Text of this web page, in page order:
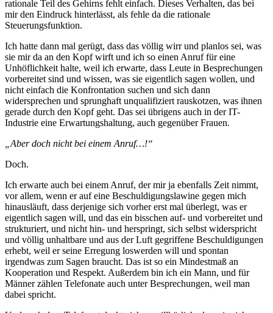
rationale Teil des Gehirns fehlt einfach. Dieses Verhalten, das bei
mir den Eindruck hinterlässt, als fehle da die rationale
Steuerungsfunktion.
Ich hatte dann mal gerügt, dass das völlig wirr und planlos sei, was
sie mir da an den Kopf wirft und ich so einen Anruf für eine
Unhöflichkeit halte, weil ich erwarte, dass Leute in Besprechungen
vorbereitet sind und wissen, was sie eigentlich sagen wollen, und
nicht einfach die Konfrontation suchen und sich dann
widersprechen und sprunghaft unqualifiziert rauskotzen, was ihnen
gerade durch den Kopf geht. Das sei übrigens auch in der IT-
Industrie eine Erwartungshaltung, auch gegenüber Frauen.
„Aber doch nicht bei einem Anruf…!“
Doch.
Ich erwarte auch bei einem Anruf, der mir ja ebenfalls Zeit nimmt,
vor allem, wenn er auf eine Beschuldigungslawine gegen mich
hinausläuft, dass derjenige sich vorher erst mal überlegt, was er
eigentlich sagen will, und das ein bisschen auf- und vorbereitet und
strukturiert, und nicht hin- und herspringt, sich selbst widerspricht
und völlig unhaltbare und aus der Luft gegriffene Beschuldigungen
erhebt, weil er seine Erregung loswerden will und spontan
irgendwas zum Sagen braucht. Das ist so ein Mindestmaß an
Kooperation und Respekt. Außerdem bin ich ein Mann, und für
Männer zählen Telefonate auch unter Besprechungen, weil man
dabei spricht.